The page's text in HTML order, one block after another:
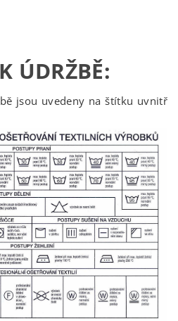
ÚDRŽBĚ:
jsou uvedeny na štítku uvnitř